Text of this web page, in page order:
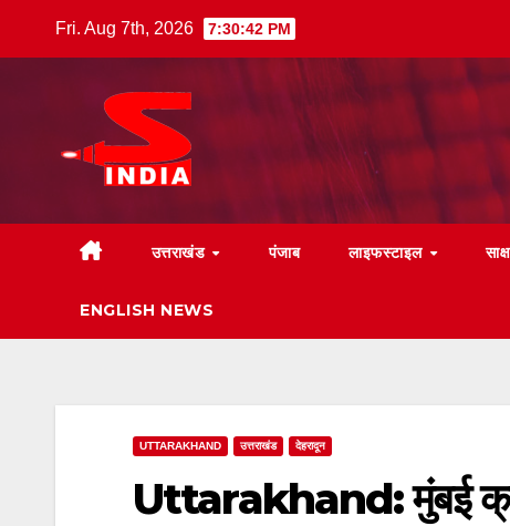
Fri. Aug 7th, 2026 7:30:43 PM
उत्तराखंड पंजाब लाइफस्टाइल
ENGLISH NEWS
UTTARAKHAND उत्तराखंड देहरादून
Uttarakhand: मुंबई